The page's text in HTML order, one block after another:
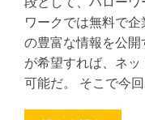
ワークでは無料で
の豊富な情報を公
が希望すれば、ネ
可能だ。 そこで今